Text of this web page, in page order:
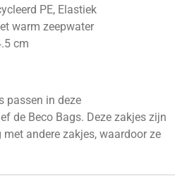
PE, Elastiek
warm zeepwater
cm
passen in deze
de Beco Bags. Deze zakjes zijn
andere zakjes, waardoor ze